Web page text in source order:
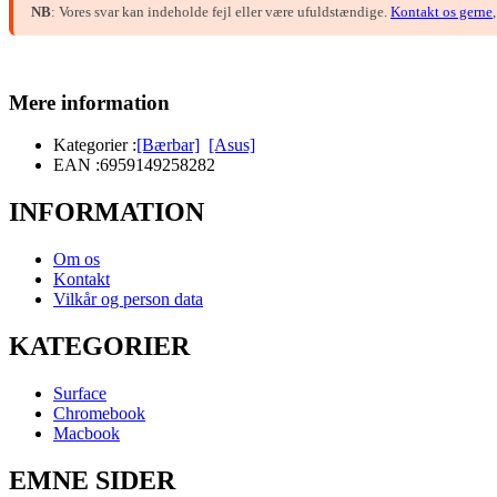
NB: Vores svar kan indeholde fejl eller være ufuldstændige. Kontakt os gerne
Mere information
Kategorier :[Bærbar] [Asus]
EAN :6959149258282
INFORMATION
Om os
Kontakt
Vilkår og person data
KATEGORIER
Surface
Chromebook
Macbook
EMNE SIDER